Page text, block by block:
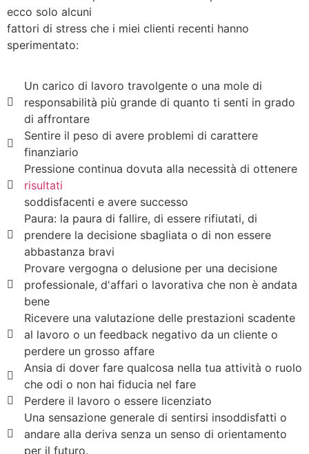
ecco solo alcuni
fattori di stress che i miei clienti recenti hanno
sperimentato:
Un carico di lavoro travolgente o una mole di
responsabilità più grande di quanto ti senti in grado
di affrontare
Sentire il peso di avere problemi di carattere
finanziario
Pressione continua dovuta alla necessità di ottenere
risultati
soddisfacenti e avere successo
Paura: la paura di fallire, di essere rifiutati, di
prendere la decisione sbagliata o di non essere
abbastanza bravi
Provare vergogna o delusione per una decisione
professionale, d'affari o lavorativa che non è andata
bene
Ricevere una valutazione delle prestazioni scadente
al lavoro o un feedback negativo da un cliente o
perdere un grosso affare
Ansia di dover fare qualcosa nella tua attività o ruolo
che odi o non hai fiducia nel fare
Perdere il lavoro o essere licenziato
Una sensazione generale di sentirsi insoddisfatti o
andare alla deriva senza un senso di orientamento
per il futuro.